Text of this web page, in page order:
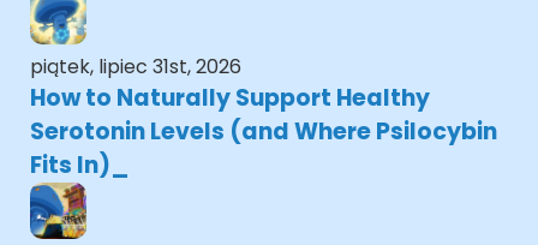
piątek, lipiec 31st, 2026
How to Naturally Support Healthy
Serotonin Levels (and Where Psilocybin
Fits In)